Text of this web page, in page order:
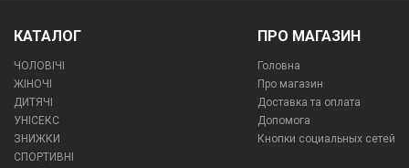
КАТАЛОГ
ЧОЛОВІЧІ
ЖІНОЧІ
ДИТЯЧІ
УНІСЕКС
ЗНИЖКИ
СПОРТИВНІ
ПРО МАГАЗИН
Головна
Про магазин
Доставка та оплата
Допомога
Кнопки социальных сетей